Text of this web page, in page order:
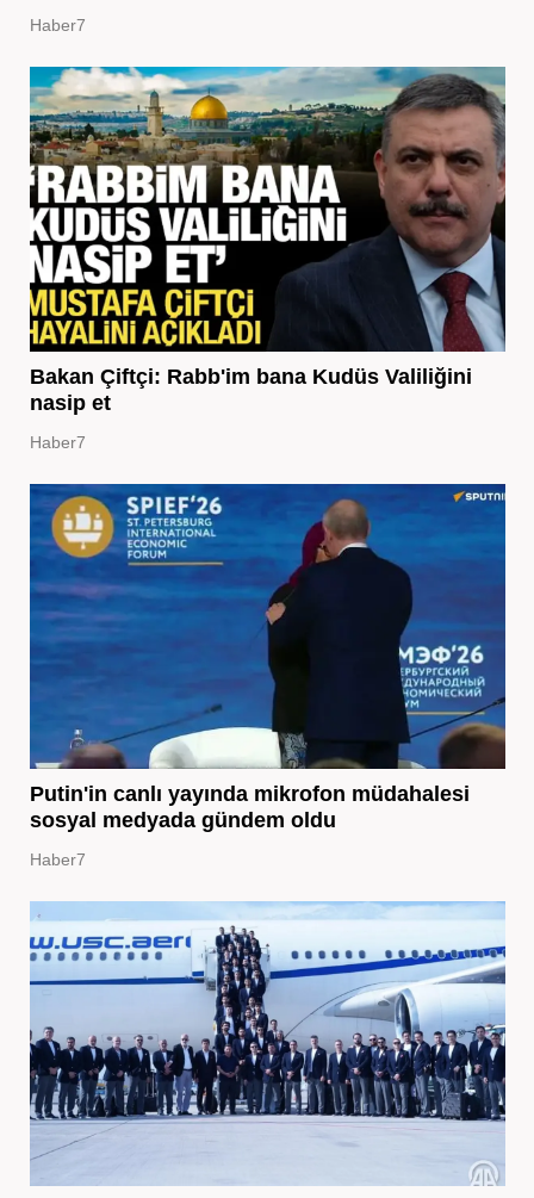
Haber7
Bakan Çiftçi: Rabb'im bana Kudüs Valiliğini
nasip et
Haber7
Putin'in canlı yayında mikrofon müdahalesi
sosyal medyada gündem oldu
Haber7